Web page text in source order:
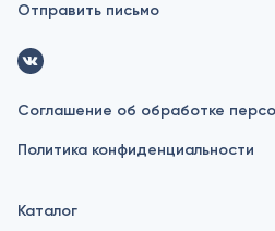
Отправить письмо
Соглашение об обработке
Политика конфиденциальности
Каталог